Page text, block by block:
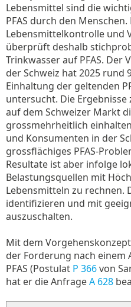
Lebensmittel sind die
PFAS durch den
Lebensmittelkontrolle und
überprüft deshalb
Trinkwasser auf PFAS. Der
der Schweiz hat 2025 rund
Einhaltung der geltenden
untersucht. Die Ergebnisse
auf dem Schweizer Markt
grossmehrheitlich
und Konsumenten in der
grossflächiges PFAS-
Resultate ist aber infolge
Belastungsquellen mit
Lebensmitteln zu rechnen.
identifizieren und mit
auszuschalten.
Mit dem
der Forderung nach
PFAS (Postulat P 366von
hat er die AnfrageA 628